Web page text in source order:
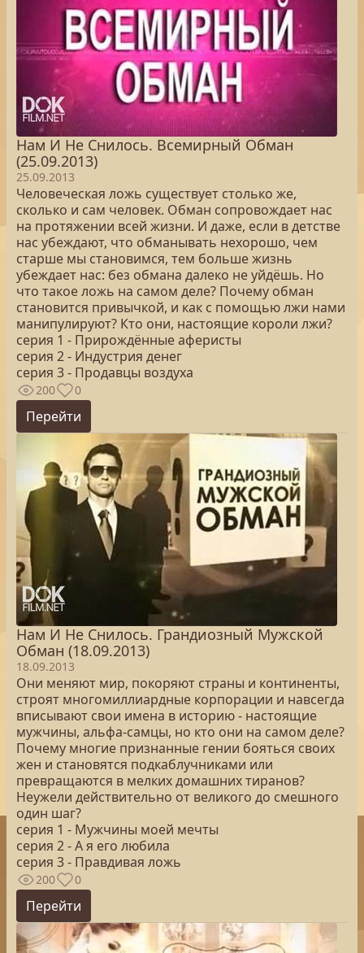
Нам И Не Снилось. Всемирный Обман
(25.09.2013)
25.09.2013
Человеческая ложь существует столько же,
сколько и сам человек. Обман сопровождает нас
на протяжении всей жизни. И даже, если в детстве
нас убеждают, что обманывать нехорошо, чем
старше мы становимся, тем больше жизнь
убеждает нас: без обмана далеко не уйдёшь. Но
что такое ложь на самом деле? Почему обман
становится привычкой, и как с помощью лжи нами
манипулируют? Кто они, настоящие короли лжи?
серия 1 - Прирождённые аферисты
серия 2 - Индустрия денег
серия 3 - Продавцы воздуха
200 0
Перейти
Нам И Не Снилось. Грандиозный Мужской
Обман (18.09.2013)
18.09.2013
Они меняют мир, покоряют страны и континенты,
строят многомиллиардные корпорации и навсегда
вписывают свои имена в историю - настоящие
мужчины, альфа-самцы, но кто они на самом деле?
Почему многие признанные гении бояться своих
жен и становятся подкаблучниками или
превращаются в мелких домашних тиранов?
Неужели действительно от великого до смешного
один шаг?
серия 1 - Мужчины моей мечты
серия 2 - А я его любила
серия 3 - Правдивая ложь
200 0
Перейти